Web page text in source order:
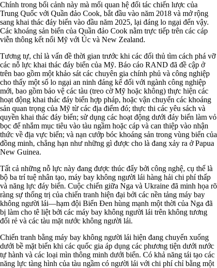
Chính trong bối cảnh này mà mối quan hệ đối tác chiến lược của
Trung Quốc với Quần đảo Cook, bắt đầu vào năm 2018 và mở rộng
sang khai thác đáy biển vào đầu năm 2025, lại đáng lo ngại đến vậy.
Các khoáng sản biển của Quần đảo Cook nằm trực tiếp trên các cáp
viễn thông kết nối Mỹ với Úc và New Zealand.
Tương tự, chỉ là vấn đề thời gian trước khi các đối thủ tìm cách phá vỡ
các nỗ lực khai thác đáy biển của Mỹ. Báo cáo RAND đã đề cập ở
trên bao gồm một khảo sát các chuyên gia chính phủ và công nghiệp
cho thấy một số lo ngại an ninh đáng kể đối với ngành công nghiệp
mới, bao gồm bảo vệ các tàu (treo cờ Mỹ hoặc không) thực hiện các
hoạt động khai thác đáy biển hợp pháp, hoặc vận chuyển các khoáng
sản quan trọng của Mỹ từ các địa điểm đó; thực thi các yêu sách và
quyền khai thác đáy biển; sử dụng các hoạt động dưới đáy biển làm vỏ
bọc để nhắm mục tiêu vào tàu ngầm hoặc cáp và can thiệp vào nhận
thức về địa vực biển; và nạn cướp bóc khoáng sản trong vùng biển của
đồng minh, chẳng hạn như những gì được cho là đang xảy ra ở Papua
New Guinea.
Tất cả những nỗ lực này đang được thúc đẩy bởi công nghệ, cụ thể là
bộ ba trí tuệ nhân tạo, máy bay không người lái hàng hải chi phí thấp
và năng lực đáy biển. Cuộc chiến giữa Nga và Ukraine đã minh họa rõ
ràng sự thống trị của chiến tranh hiện đại bởi các nền tảng máy bay
không người lái—hạm đội Biển Đen hùng mạnh một thời của Nga đã
bị làm cho tê liệt bởi các máy bay không người lái trên không tương
đối rẻ và các tàu mặt nước không người lái.
Chiến tranh bằng máy bay không người lái hiện đang chuyển xuống
dưới bề mặt biển khi các quốc gia áp dụng các phương tiện dưới nước
tự hành và các loại mìn thông minh dưới biển. Có khả năng tái tạo các
năng lực tàng hình của tàu ngầm có người lái với chi phí chỉ bằng một